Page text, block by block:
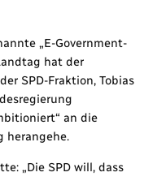
„E-Government-
hat der
SPD-Fraktion, Tobias
an die
herangehe.
„Die SPD will, dass